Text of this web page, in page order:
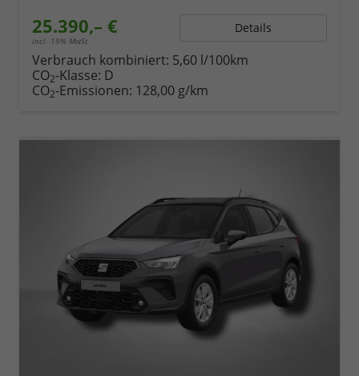
25.390,– €
incl. 19% MwSt.
Details
Verbrauch kombiniert: 5,60 l/100km
CO2-Klasse: D
CO2-Emissionen: 128,00 g/km